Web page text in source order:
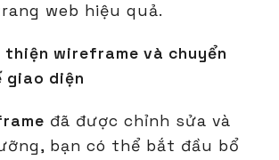
web hiệu quả.
thiện wireframe và chuyển
giao diện
đã được chỉnh sửa và
bạn có thể bắt đầu bổ